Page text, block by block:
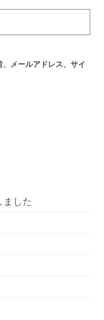
メールアドレス、サイ
ました